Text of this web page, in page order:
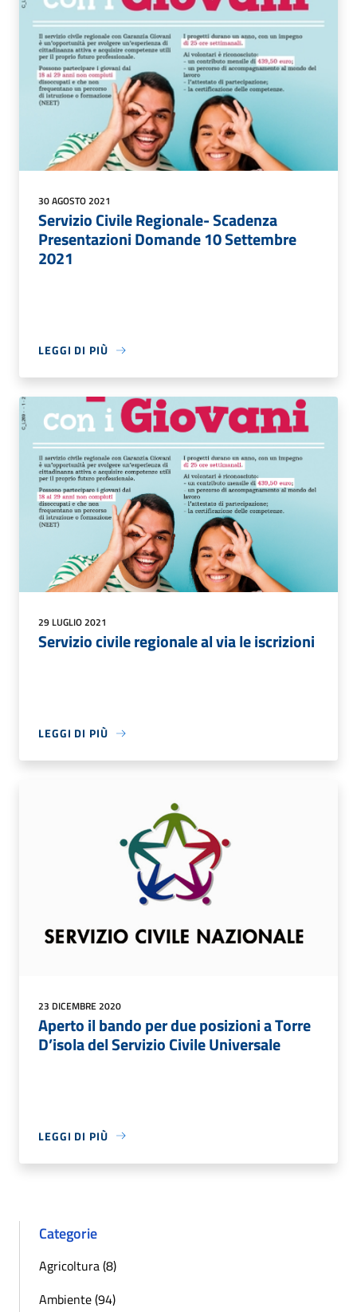
30 AGOSTO 2021
Servizio Civile Regionale- Scadenza
Presentazioni Domande 10 Settembre
2021
LEGGI DI PIÙ
29 LUGLIO 2021
Servizio civile regionale al via le iscrizioni
LEGGI DI PIÙ
23 DICEMBRE 2020
Aperto il bando per due posizioni a Torre
D’isola del Servizio Civile Universale
LEGGI DI PIÙ
Categorie
Agricoltura (8)
Ambiente (94)